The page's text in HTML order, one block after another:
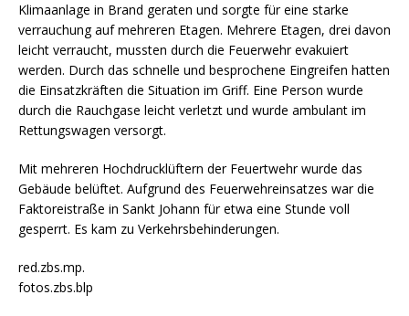
Klimaanlage in Brand geraten und sorgte für eine starke
verrauchung auf mehreren Etagen. Mehrere Etagen, drei davon
leicht verraucht, mussten durch die Feuerwehr evakuiert
werden. Durch das schnelle und besprochene Eingreifen hatten
die Einsatzkräften die Situation im Griff. Eine Person wurde
durch die Rauchgase leicht verletzt und wurde ambulant im
Rettungswagen versorgt.
Mit mehreren Hochdrucklüftern der Feuertwehr wurde das
Gebäude belüftet. Aufgrund des Feuerwehreinsatzes war die
Faktoreistraße in Sankt Johann für etwa eine Stunde voll
gesperrt. Es kam zu Verkehrsbehinderungen.
red.zbs.mp.
fotos.zbs.blp